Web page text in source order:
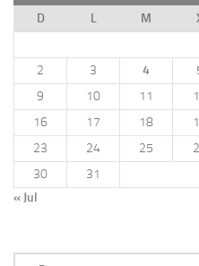
D
L M
2
3 4
9
10 11
16
17 18
23
24 25
30
31
« Jul